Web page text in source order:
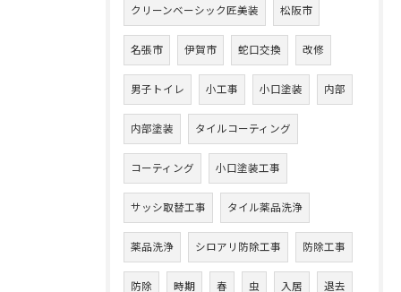
クリーンベーシック匠美装 松阪市
名張市 伊賀市 蛇口交換 改修
男子トイレ 小工事 小口塗装 内部
内部塗装 タイルコーティング
コーティング 小口塗装工事
サッシ取替工事 タイル薬品洗浄
薬品洗浄 シロアリ防除工事 防除工事
防除 時期 春 虫 入居 退去